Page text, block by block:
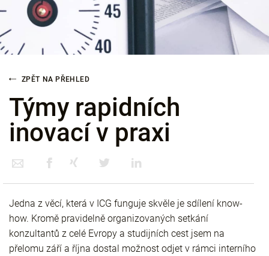
ZPĚT NA PŘEHLED
Týmy rapidních
inovací v praxi
Jedna z věcí, která v ICG funguje skvěle je sdílení know-
how. Kromě pravidelně organizovaných setkání
konzultantů z celé Evropy a studijních cest jsem na
přelomu září a října dostal možnost odjet v rámci interního